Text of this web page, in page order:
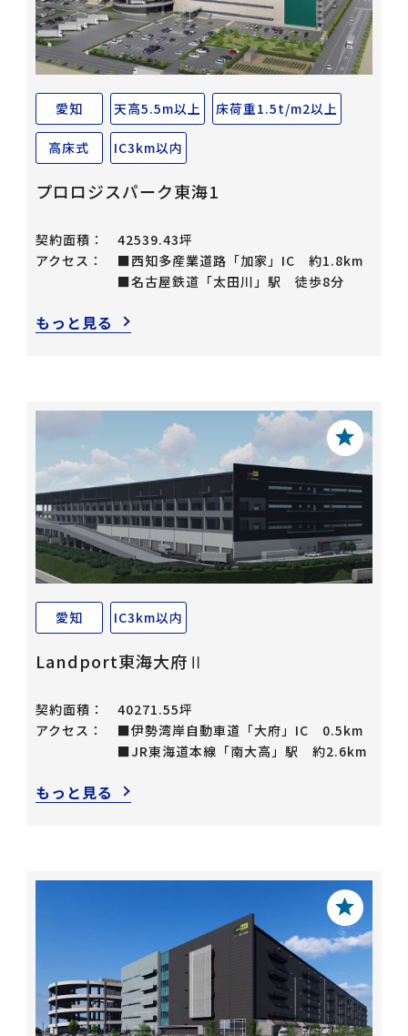
愛知 天高5.5m以上 床荷重1.5t/m2以上
高床式 IC3km以内
プロロジスパーク東海1
契約面積：
42539.43坪
アクセス：
■西知多産業道路「加家」IC 約1.8km
■名古屋鉄道「太田川」駅 徒歩8分
もっと見る
愛知 IC3km以内
Landport東海大府Ⅱ
契約面積：
40271.55坪
アクセス：
■伊勢湾岸自動車道「大府」IC 0.5km
■JR東海道本線「南大高」駅 約2.6km
もっと見る